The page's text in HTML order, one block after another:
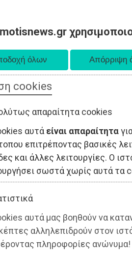
cookies
απαραίτητα cookies
αυτά είναι απαραίτητα
επιτρέποντας βασικές
και άλλες λειτουργίες. Ο
σωστά χωρίς αυτά τα
αυτά μας βοηθούν να
αλληλεπιδρούν στον
πληροφορίες ανώνυμα!